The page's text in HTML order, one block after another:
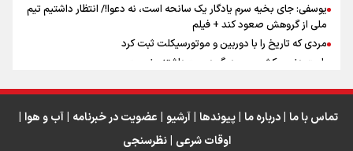
یوسفی: جای بخیه سرم یادگار یک سانحه است، نه دعوا!/ انتظار داشتیم تیم
ملی از گروهش صعود کند + فیلم
مردی که تاریخ را با دوربین و موتورسیکلت ثبت کرد
رابرت دنیرو: کشور من دیگر دوست‌داشتنی نیست
انتظار حضور تیم‌های بزرگ مثل استقلال در لیگ هستیم
تورم ۵۸ درصدی معدن / وقتی هزینه استخراج از توان قیمت‌گذاری سبقتتماس با ما | درباره ما | پیوندها | آرشیو | عضویت در خبرنامه | آب و هوا |
اوقات شرعی | نظرسنجی